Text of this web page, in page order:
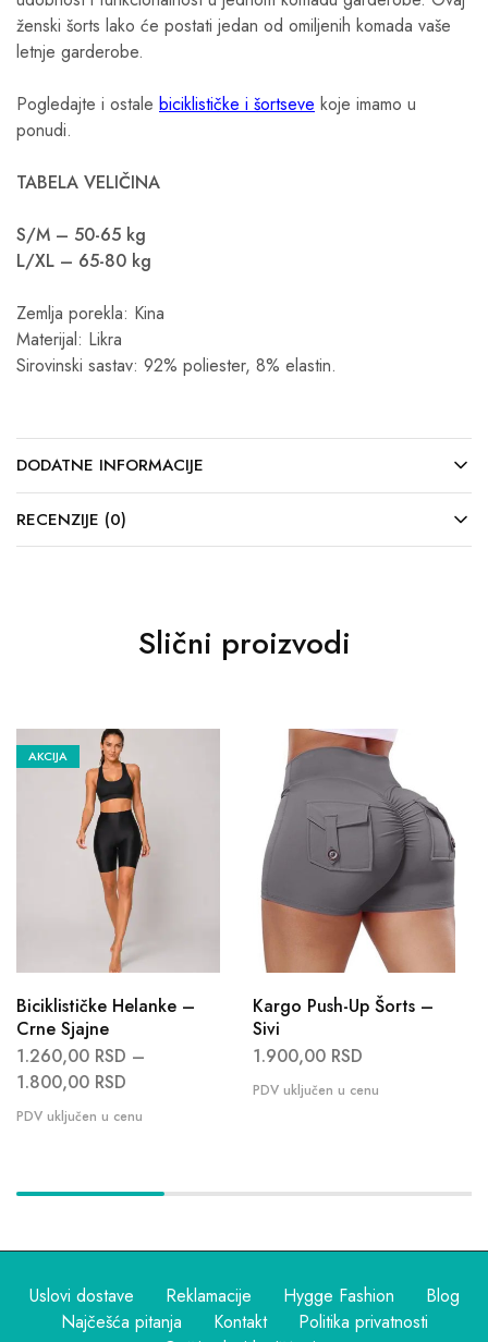
ženski šorts lako će postati jedan od omiljenih komada vaše
letnje garderobe.
Pogledajte i ostale biciklističke i šortseve koje imamo u
ponudi.
TABELA VELIČINA
S/M – 50-65 kg
L/XL – 65-80 kg
Zemlja porekla: Kina
Materijal: Likra
Sirovinski sastav: 92% poliester, 8% elastin.
DODATNE INFORMACIJE
RECENZIJE (0)
Slični proizvodi
AKCIJA
Biciklističke Helanke –
Crne Sjajne
1.260,00 RSD –
1.800,00 RSD
Kargo Push-Up Šorts –
Sivi
1.900,00 RSD
Uslovi dostave Reklamacije Hygge Fashion
Blog
Najčešća pitanja
Kontakt
Politika privatnosti